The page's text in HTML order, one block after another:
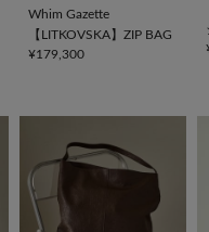
Whim Gazette
【LITKOVSKA】ZIP BAG
¥179,300